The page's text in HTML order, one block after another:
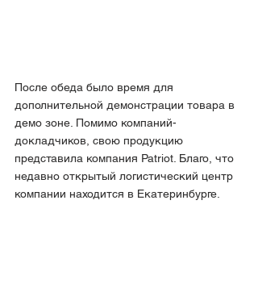
После обеда было время для
дополнительной демонстрации товара в
демо зоне. Помимо компаний-
докладчиков, свою продукцию
представила компания Patriot. Благо, что
недавно открытый логистический центр
компании находится в Екатеринбурге.